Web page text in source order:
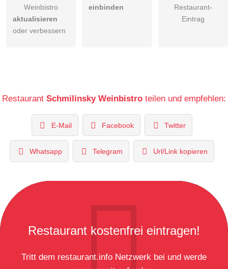
Weinbistro
aktualisieren
oder verbessern
einbinden
Restaurant-
Eintrag
Restaurant Schmilinsky Weinbistro teilen und empfehlen:
E-Mail Facebook Twitter
Whatsapp Telegram Url/Link kopieren
Restaurant kostenfrei eintragen!
Tritt dem restaurant.info Netzwerk bei und werde